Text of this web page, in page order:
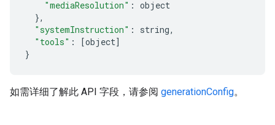
"mediaResolution" : object
},
"systemInstruction" : string,
"tools" : [object]
}
如需详细了解此 API 字段，请参阅 generationConfig。